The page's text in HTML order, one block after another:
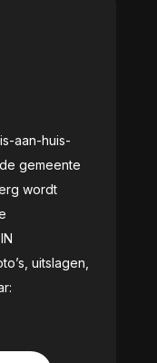
aan-huis-
gemeente
wordt
uitslagen,